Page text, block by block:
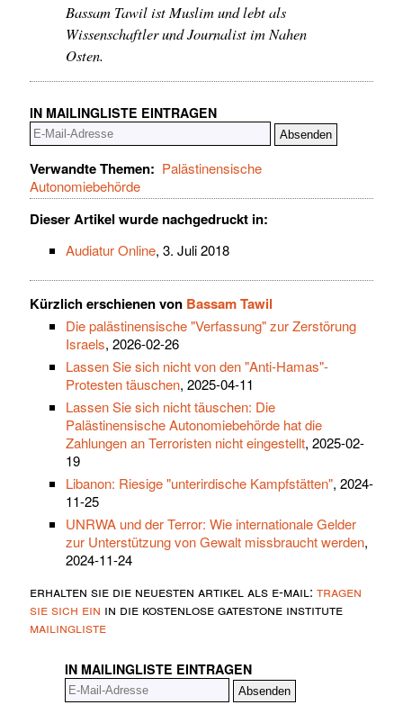
Bassam Tawil ist Muslim und lebt als
Wissenschaftler und Journalist im Nahen
Osten.
IN MAILINGLISTE EINTRAGEN
Verwandte Themen: Palästinensische
Autonomiebehörde
Dieser Artikel wurde nachgedruckt in:
Audiatur Online, 3. Juli 2018
Kürzlich erschienen von Bassam Tawil
Die palästinensische "Verfassung" zur Zerstörung
Israels, 2026-02-26
Lassen Sie sich nicht von den "Anti-Hamas"-
Protesten täuschen, 2025-04-11
Lassen Sie sich nicht täuschen: Die
Palästinensische Autonomiebehörde hat die
Zahlungen an Terroristen nicht eingestellt, 2025-02-
19
Libanon: Riesige "unterirdische Kampfstätten", 2024-
11-25
UNRWA und der Terror: Wie internationale Gelder
zur Unterstützung von Gewalt missbraucht werden,
2024-11-24
erhalten sie die neuesten artikel als e-mail: tragen
sie sich ein in die kostenlose gatestone institute
mailingliste
IN MAILINGLISTE EINTRAGEN